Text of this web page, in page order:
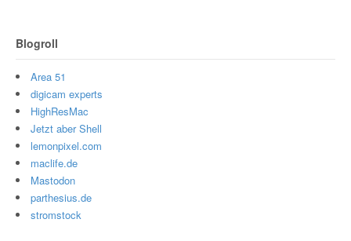
Blogroll
Area 51
digicam experts
HighResMac
Jetzt aber Shell
lemonpixel.com
maclife.de
Mastodon
parthesius.de
stromstock